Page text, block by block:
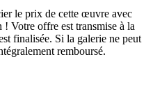
le prix de cette œuvre avec
Votre offre est transmise à la
finalisée. Si la galerie ne peut
remboursé.